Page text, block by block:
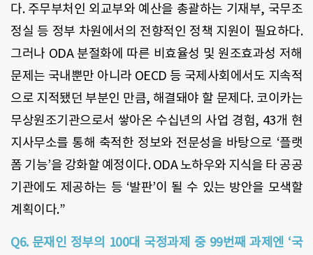
다. 주무부처인 외교부와 예산을 총괄하는 기재부, 국무조
정실 등 정부 차원에서의 전향적인 정책 지원이 필요하다.
그러나 ODA 분절화에 따른 비효율성 및 원조효과성 저해
문제는 국내뿐만 아니라 OECD 등 국제사회에서도 지속적
으로 지적됐던 부분인 만큼, 해결돼야 할 문제다. 코이카는
무상원조기관으로서 쌓아온 수십년의 사업 경험, 43개 현
지사무소를 통해 축적한 정보와 전문성을 바탕으로 ‘플랫
폼 기능’을 강화할 예정이다. ODA 노하우와 지식을 타 공공
기관에도 제공하는 등 ‘발판’이 될 수 있는 방안을 모색할
계획이다.”
Q6. 문재인 정부의 100대 국정과제 중 99번째 과제엔 ‘국